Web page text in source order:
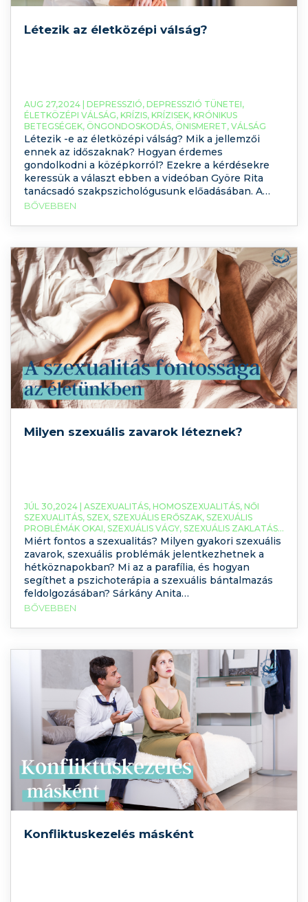
Létezik az életközépi válság?
AUG 27,2024 | DEPRESSZIÓ, DEPRESSZIÓ TÜNETEI,
ÉLETKÖZÉPI VÁLSÁG, KRÍZIS, KRÍZISEK, KRÓNIKUS
BETEGSÉGEK, ÖNGONDOSKODÁS, ÖNISMERET, VÁLSÁG
Létezik -e az életközépi válság? Mik a jellemzői
ennek az időszaknak? Hogyan érdemes
gondolkodni a középkorról? Ezekre a kérdésekre
keressük a választ ebben a videóban Györe Rita
tanácsadó szakpszichológusunk előadásában. A
megtekintéshez kattintson ide: Sportautók,
sztereotipikus kép él a legtöbb ember fejében az
BŐVEBBEN
Milyen szexuális zavarok léteznek?
JÚL 30,2024 | ASZEXUALITÁS, HOMOSZEXUALITÁS, NŐI
SZEXUALITÁS, SZEX, SZEXUÁLIS ERŐSZAK, SZEXUÁLIS
PROBLÉMÁK OKAI, SZEXUÁLIS VÁGY, SZEXUÁLIS ZAKLATÁS,
SZEXUÁLIS ZAVAROK, SZEXUALITÁS,
SZEXUÁLPSZICHOLÓGUS
Miért fontos a szexualitás? Milyen gyakori szexuális
zavarok, szexuális problémák jelentkezhetnek a
hétköznapokban? Mi az a parafília, és hogyan
segíthet a pszichoterápia a szexuális bántalmazás
feldolgozásában? Sárkány Anita
szexuálpszichológiai szakpszichológus, szociál- és
szexualitásról, illetve a szexualitásnak a
onlinepszichológus.net csapatának a tagjaként
azzal foglalkozom, hogy segítsek egyéneknek,
BŐVEBBEN
Konfliktuskezelés másként